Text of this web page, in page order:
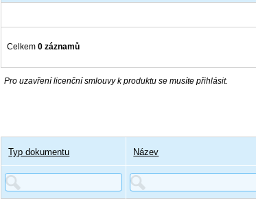
Celkem 0 záznamů
Pro uzavření licenční smlouvy k produktu se musíte přihlásit.
Typ dokumentu Název